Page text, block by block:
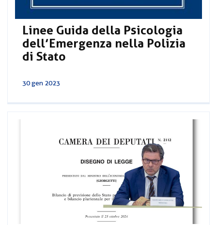
Linee Guida della Psicologia
dell’Emergenza nella Polizia
di Stato
30 gen 2023